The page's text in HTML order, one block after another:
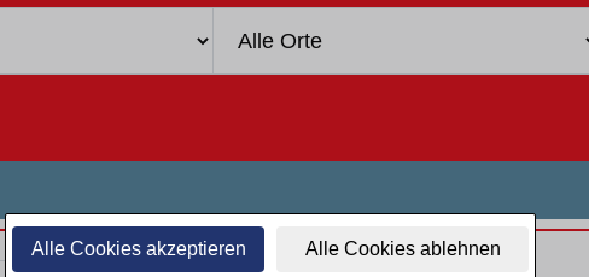
Alle Cookies akzeptieren Alle Cookies ablehnen